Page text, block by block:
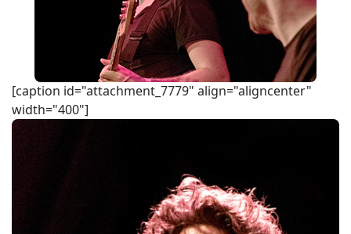
[caption id="attachment_7779" align="aligncenter"
width="400"]